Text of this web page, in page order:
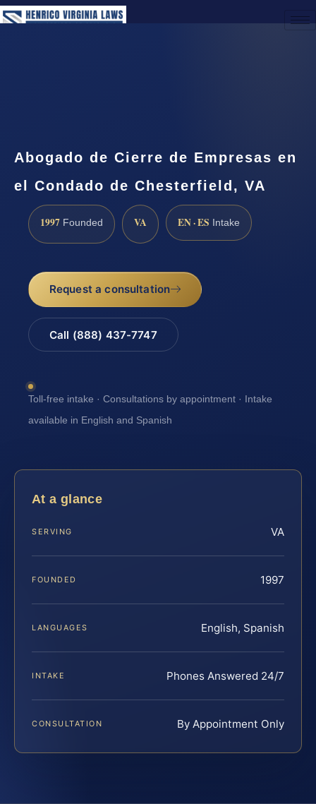
Abogado de Cierre de Empresas en
el Condado de Chesterfield, VA
1997 Founded VA EN · ES Intake
Request a consultation
Call (888) 437-7747
Toll-free intake · Consultations by appointment · Intake
available in English and Spanish
At a glance
SERVING VA
FOUNDED 1997
LANGUAGES English, Spanish
INTAKE Phones Answered 24/7
CONSULTATION By Appointment Only